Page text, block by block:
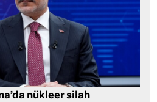
nükleer silah